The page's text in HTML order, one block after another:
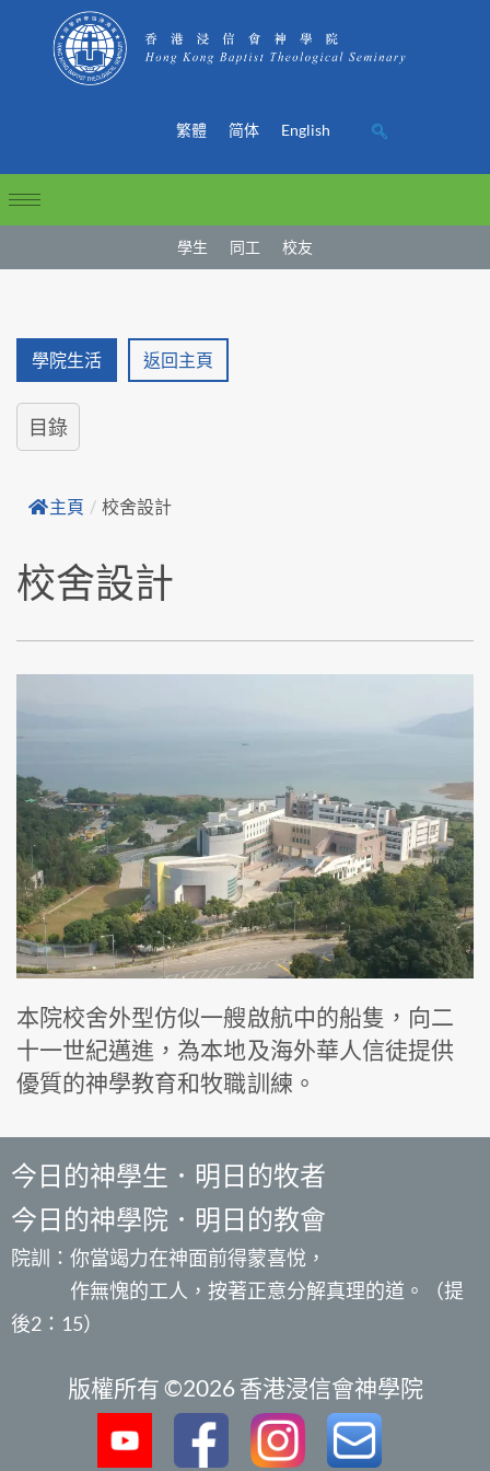
繁體 简体 English
學生 同工 校友
學院生活 返回主頁
目錄
主頁 / 校舍設計
校舍設計
本院校舍外型仿似一艘啟航中的船隻，向二
十一世紀邁進，為本地及海外華人信徒提供
優質的神學教育和牧職訓練。
今日的神學生．明日的牧者
今日的神學院．明日的教會
院訓：你當竭力在神面前得蒙喜悅，
作無愧的工人，按著正意分解真理的道。（提
後2：15）
版權所有 ©2026 香港浸信會神學院